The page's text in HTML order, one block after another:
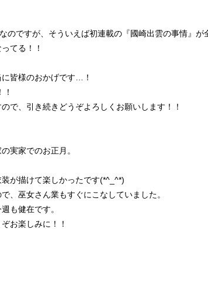
のですが、そういえば初連載の『國崎出雲の事情』
てる！！
皆様のおかげです…！
で、引き続きどうぞよろしくお願いします！！
実家でのお正月。
が描けて楽しかったです(*^_^*)
、巫女さん業もすぐにこなしていました。
も健在です。
お楽しみに！！